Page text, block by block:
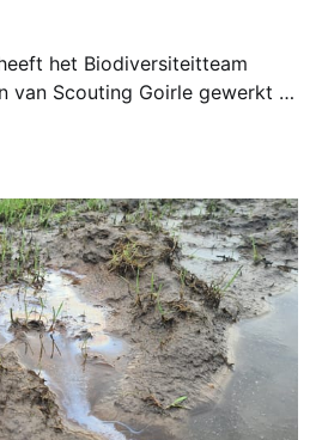
het Biodiversiteitteam
van Scouting Goirle gewerkt in
Nadat het pad